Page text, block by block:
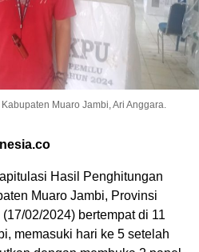
Muaro Jambi, Ari Anggara.
Hasil Penghitungan
Muaro Jambi, Provinsi
02/2024) bertempat di 11
memasuki hari ke 5 setelah